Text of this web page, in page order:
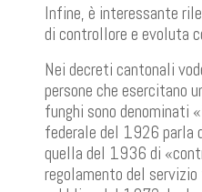
Infine, è interessante
di controllore e evoluta
Nei decreti cantonali
persone che esercitano
funghi sono denominati
federale del 1926 parla
quella del 1936 di
regolamento del